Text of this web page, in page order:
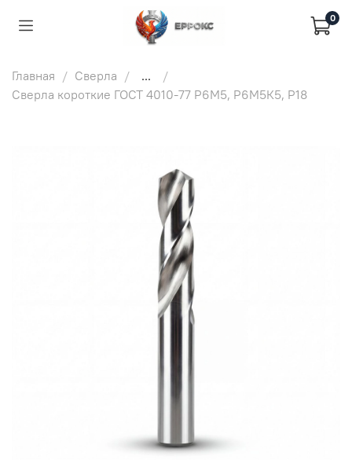
0
Главная Сверла
...
Сверла короткие ГОСТ 4010-77 Р6М5, Р6М5К5, Р18